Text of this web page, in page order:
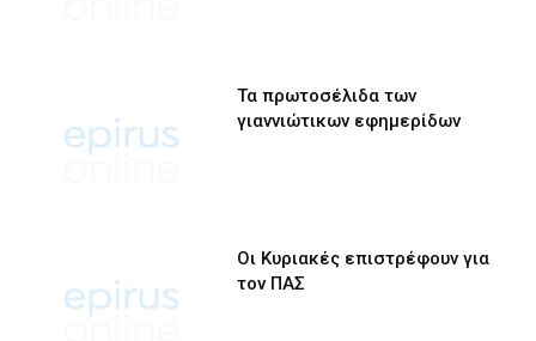
Τα πρωτοσέλιδα των
γιαννιώτικων εφημερίδων
Οι Κυριακές επιστρέφουν για
τον ΠΑΣ